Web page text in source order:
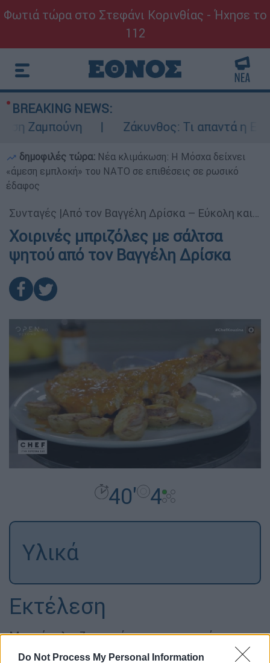
Do Not Process My Personal Information
Φωτιά τώρα στο Στεφάνι Κορινθίας - Ήχησε το
112
BREAKING NEWS:
Ζαμπούνη
Ζάκυνθος: Τι απαντά η
δημοφιλές τώρα: Νέα κλιμάκωση: Η Μόσχα δείχνει
«άμεση εμπλοκή» του ΝΑΤΟ σε επιθέσεις σε ρωσικό
έδαφος
Συνταγές |Από τον Βαγγέλη Δρίσκα – Εύκολη και ζουμερή συνταγή
Χοιρινές μπριζόλες με σάλτσα
ψητού από τον Βαγγέλη Δρίσκα
Εκτέλεση
Μια εύκολη, ζουμερή και χορταστική
συνταγή για το καθημερινό ή το κυριακάτικο
40' 4
Υλικά